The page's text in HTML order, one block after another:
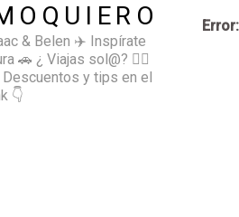
& Belen ✈️ Inspírate
🚗 ¿ Viajas sol@? 👉🏻
Descuentos y tips en el
👇
Error: